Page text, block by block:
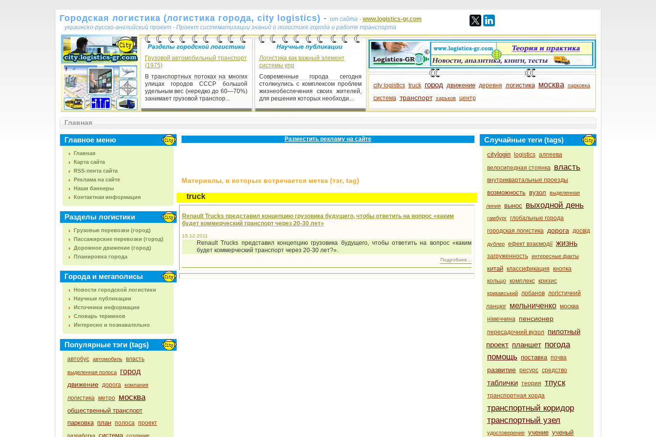
Городская логистика (логистика города, city logistics) - от сайта - www.logistics-gr.com
украинско-русско-английский проект - Проект систематизации знаний о логистике города и работе транспорта
Грузовой автомобильный транспорт
(1975)
В транспортных потоках на многих
улицах городов СССР большой
удельным вес (нередко до 60—70%)
занимает грузовой транспор...
Логистика как важный элемент
системы упр
Современные города сегодня
столкнулись с комплексом проблем
жизнеобеспечения своих жителей,
для решения которых необходи...
city logistics truck город движение деревня логистика москва парковка
система транспорт харьков центр
Главная
Главное меню
Главная
Карта сайта
RSS-лента сайта
Реклама на сайте
Наши баннеры
Контактная информация
Разделы логистики
Грузовые перевозки (город)
Пассажирские перевозки (город)
Дорожное движение (город)
Планировка города
Города и мегаполисы
Новости городской логистики
Научные публикации
Источники информации
Словарь терминов
Интересно и познавательно
Популярные тэги (tags)
автобус автомобиль власть
выделенная полоса город
движение дорога компания
логистика метро москва
общественный транспорт
парковка план полоса проект
разработка система создание
Разместить рекламу на сайте
Материалы, в которых встречается метка (тэг, tag)
truck
Renault Trucks представил концепцию грузовика будущего, чтобы ответить на вопрос «каким
будет коммерческий транспорт через 20-30 лет»
15.12.2011
Renault Trucks представил концепцию грузовика будущего, чтобы ответить на вопрос «каким
будет коммерческий транспорт через 20-30 лет?».
Подробнее...
Случайные теги (tags)
citylogin logistics алпеева
велосипедная стоянка власть
внутриквартальные проезды
возможность вузол выделенная
линия вынос выходной день
гамбург глобальные города
городская логистика дорога досвід
дублер ефект взаємодії жизнь
загруженность интересные факты
китай классификация кнопка
кольцо комплекс кризис
крикавський лобанов логістичний
ланцюг мельниченко москва
німеччина пенсионер
пересадочний вузол пилотный
проект планшет погода
помощь поставка почва
развитие ресурс средство
таблички теория тпуск
транспортная хорда
транспортный коридор
транспортный узел
удостоверение учение ученый